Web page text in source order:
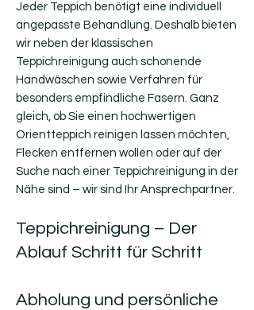
Jeder Teppich benötigt eine individuell
angepasste Behandlung. Deshalb bieten
wir neben der klassischen
Teppichreinigung auch schonende
Handwäschen sowie Verfahren für
besonders empfindliche Fasern. Ganz
gleich, ob Sie einen hochwertigen
Orientteppich reinigen lassen möchten,
Flecken entfernen wollen oder auf der
Suche nach einer Teppichreinigung in der
Nähe sind – wir sind Ihr Ansprechpartner.
Teppichreinigung – Der
Ablauf Schritt für Schritt
Abholung und persönliche